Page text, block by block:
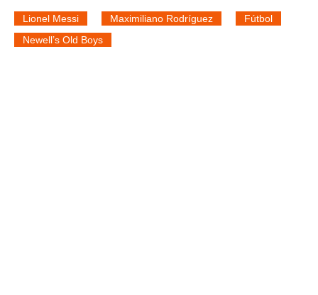
Lionel Messi Maximiliano Rodríguez
Fútbol
Newell’s Old Boys